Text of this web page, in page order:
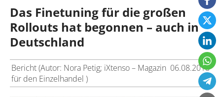
Das Finetuning für die großen
Rollouts hat begonnen – auch in
Deutschland
Bericht (Autor: Nora Petig; iXtenso – Magazin
für den Einzelhandel )
06.08.2018